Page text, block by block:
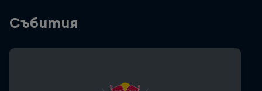
Събития